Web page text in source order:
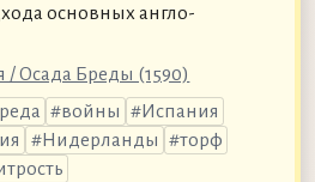
основных англо-
/ Осада Бреды (1590)
войны
Испания
Нидерланды
торф